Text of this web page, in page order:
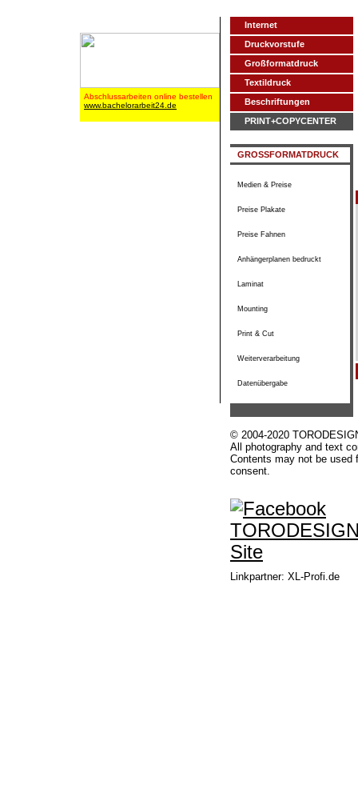
Abschlussarbeiten online bestellen
www.bachelorarbeit24.de
Internet
Druckvorstufe
Großformatdruck
Textildruck
Beschriftungen
PRINT+COPYCENTER
GROSSFORMATDRUCK
Medien & Preise
Preise Plakate
Preise Fahnen
Anhängerplanen bedruckt
Laminat
Mounting
Print & Cut
Weiterverarbeitung
Datenübergabe
© 2004-2020
All photography and text
Contents may not be used
consent.
Linkpartner: XL-Profi.de